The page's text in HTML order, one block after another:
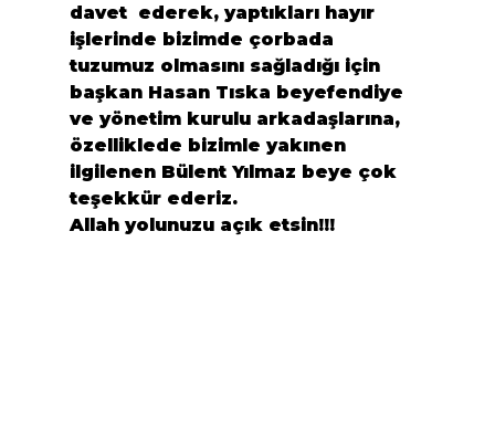
davet  ederek, yaptıkları hayır
işlerinde bizimde çorbada
tuzumuz olmasını sağladığı için
başkan Hasan Tıska beyefendiye
ve yönetim kurulu arkadaşlarına,
özelliklede bizimle yakınen
ilgilenen Bülent Yılmaz beye çok
teşekkür ederiz.
Allah yolunuzu açık etsin!!!